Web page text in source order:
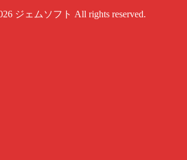
ジェムソフト All rights reserved.